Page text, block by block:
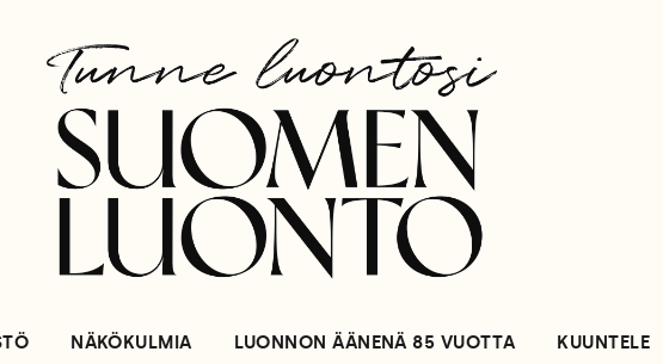
NÄKÖKULMIA LUONNON ÄÄNENÄ 85 VUOTTA KUUNTELE